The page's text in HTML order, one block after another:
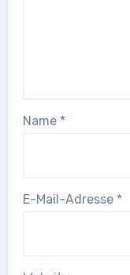
Name *
E-Mail-Adresse *